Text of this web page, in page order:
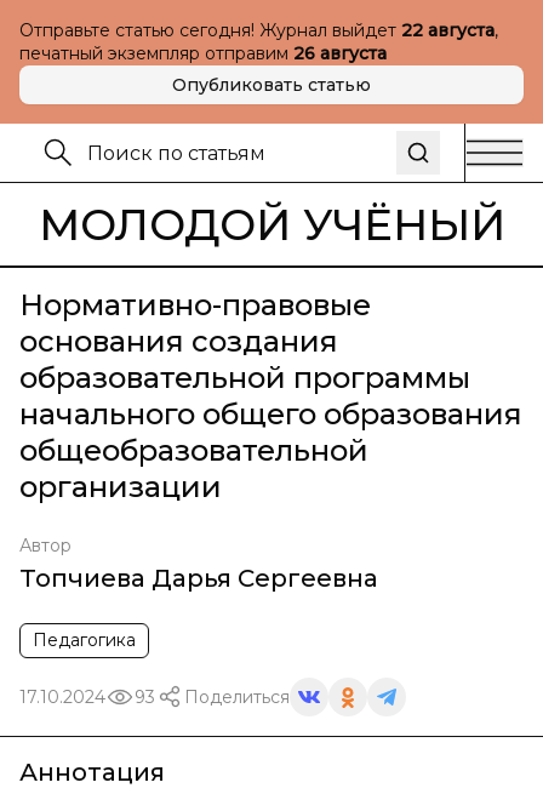
Отправьте статью сегодня! Журнал выйдет 22 августа,
печатный экземпляр отправим 26 августа
Опубликовать статью
МОЛОДОЙ УЧЁНЫЙ
Нормативно-правовые
основания создания
образовательной программы
начального общего образования
общеобразовательной
организации
Автор
Топчиева Дарья Сергеевна
Педагогика
17.10.2024 93 Поделиться
Аннотация